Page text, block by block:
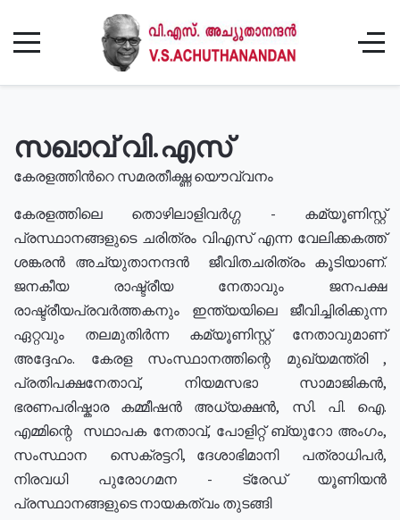
സഖാവ് വി.എസ്
കേരളത്തിൻറെ സമരതീക്ഷ്ണ യൌവ്വനം
കേരളത്തിലെ തൊഴിലാളിവർഗ്ഗ - കമ്യൂണിസ്റ്റ്
പ്രസ്ഥാനങ്ങളുടെ ചരിത്രം വിഎസ് എന്ന വേലിക്കകത്ത്
ശങ്കരൻ അച്യുതാനന്ദൻ ജീവിതചരിത്രം കൂടിയാണ്.
ജനകീയ രാഷ്ട്രീയ നേതാവും ജനപക്ഷ
രാഷ്ട്രീയപ്രവർത്തകനും ഇന്ത്യയിലെ ജീവിച്ചിരിക്കുന്ന
ഏറ്റവും തലമുതിർന്ന കമ്യൂണിസ്റ്റ് നേതാവുമാണ്
അദ്ദേഹം. കേരള സംസ്ഥാനത്തിന്റെ മുഖ്യമന്ത്രി ,
പ്രതിപക്ഷനേതാവ്, നിയമസഭാ സാമാജികൻ,
ഭരണപരിഷ്കാര കമ്മീഷൻ അധ്യക്ഷൻ, സി. പി. ഐ.
എമ്മിന്റെ സഥാപക നേതാവ്, പോളിറ്റ് ബ്യുറോ അംഗം,
സംസ്ഥാന സെക്രട്ടറി, ദേശാഭിമാനി പത്രാധിപർ,
നിരവധി പുരോഗമന - ട്രേഡ് യൂണിയൻ
പ്രസ്ഥാനങ്ങളുടെ നായകത്വം തുടങ്ങി